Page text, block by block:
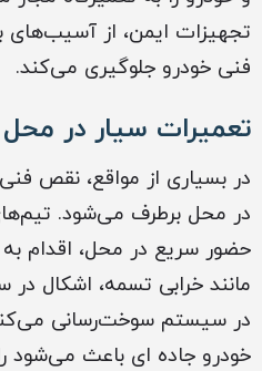
تجهیزات ایمن، از
فنی خودرو جلوگیری می‌کند.
تعمیرات سیار در محل
در بسیاری از مواقع، نقص
در محل برطرف می‌شود.
حضور سریع در محل، اقدام
مانند خرابی تسمه، اشکال
در سیستم سوخت‌رسانی
خودرو جاده ای باعث می‌شود